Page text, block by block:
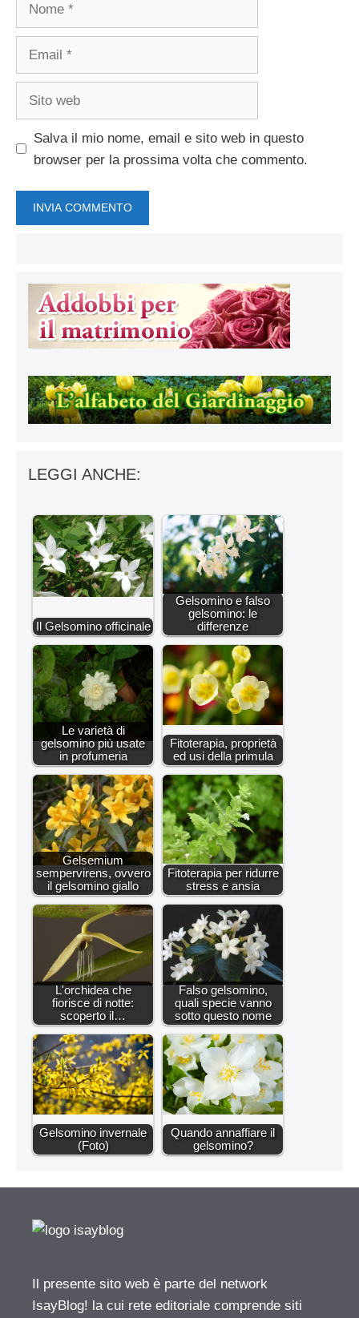
Email
Sito
Salva il mio nome, email e sito web in questo
browser per la prossima volta che commento.
LEGGI ANCHE:
Il Gelsomino officinale
Gelsomino e falso
gelsomino: le
differenze
Le varietà di
gelsomino più usate
in profumeria
Fitoterapia, proprietà
ed usi della primula
Gelsemium
sempervirens, ovvero
il gelsomino giallo
Fitoterapia per ridurre
stress e ansia
L'orchidea che
fiorisce di notte:
scoperto il…
Falso gelsomino,
quali specie vanno
sotto questo nome
Gelsomino invernale
(Foto)
Quando annaffiare il
gelsomino?
Il presente sito web è parte del network
IsayBlog! la cui rete editoriale comprende siti